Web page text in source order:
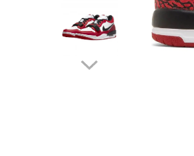
BLUGI LUNGI
Emporio Armani EA7
Ultimate Kombat